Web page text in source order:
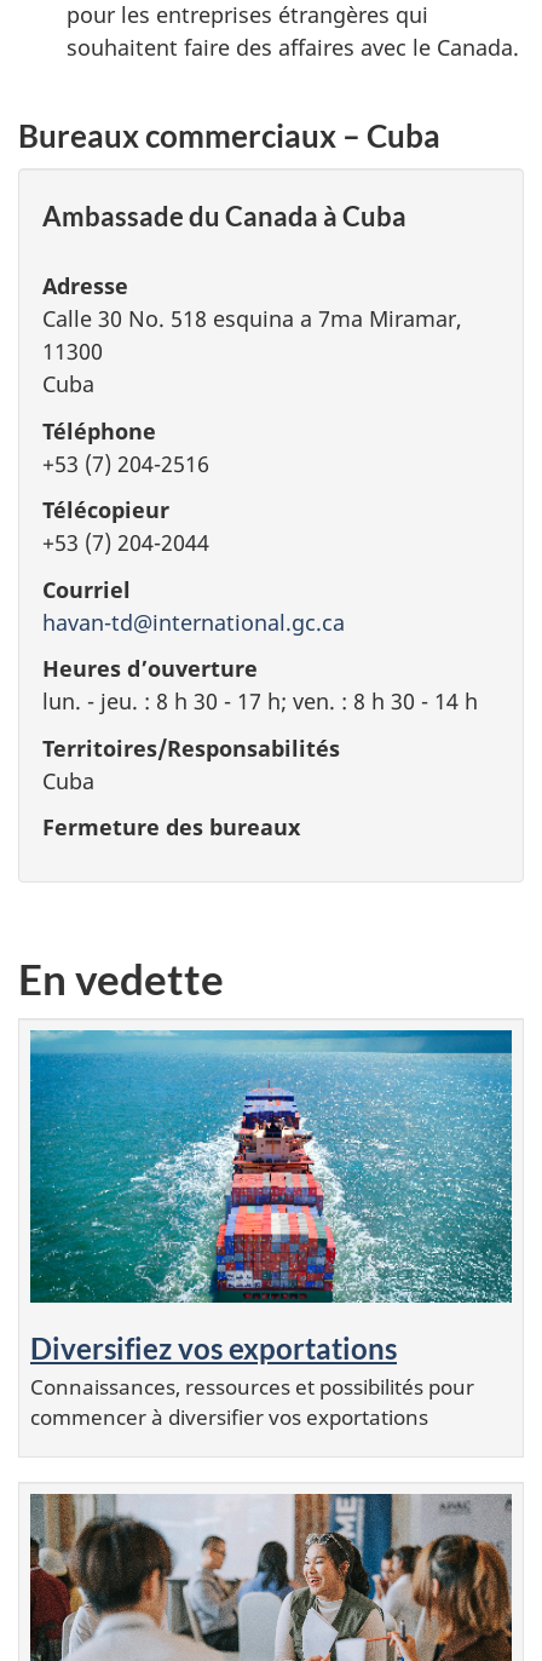
pour les entreprises étrangères qui
souhaitent faire des affaires avec le Canada.
Bureaux commerciaux – Cuba
Ambassade du Canada à Cuba
Adresse
Calle 30 No. 518 esquina a 7ma Miramar,
11300
Cuba
Téléphone
+53 (7) 204-2516
Télécopieur
+53 (7) 204-2044
Courriel
havan-td@international.gc.ca
Heures d’ouverture
lun. - jeu. : 8 h 30 - 17 h; ven. : 8 h 30 - 14 h
Territoires/Responsabilités
Cuba
Fermeture des bureaux
En vedette
Diversifiez vos exportations
Connaissances, ressources et possibilités pour
commencer à diversifier vos exportations